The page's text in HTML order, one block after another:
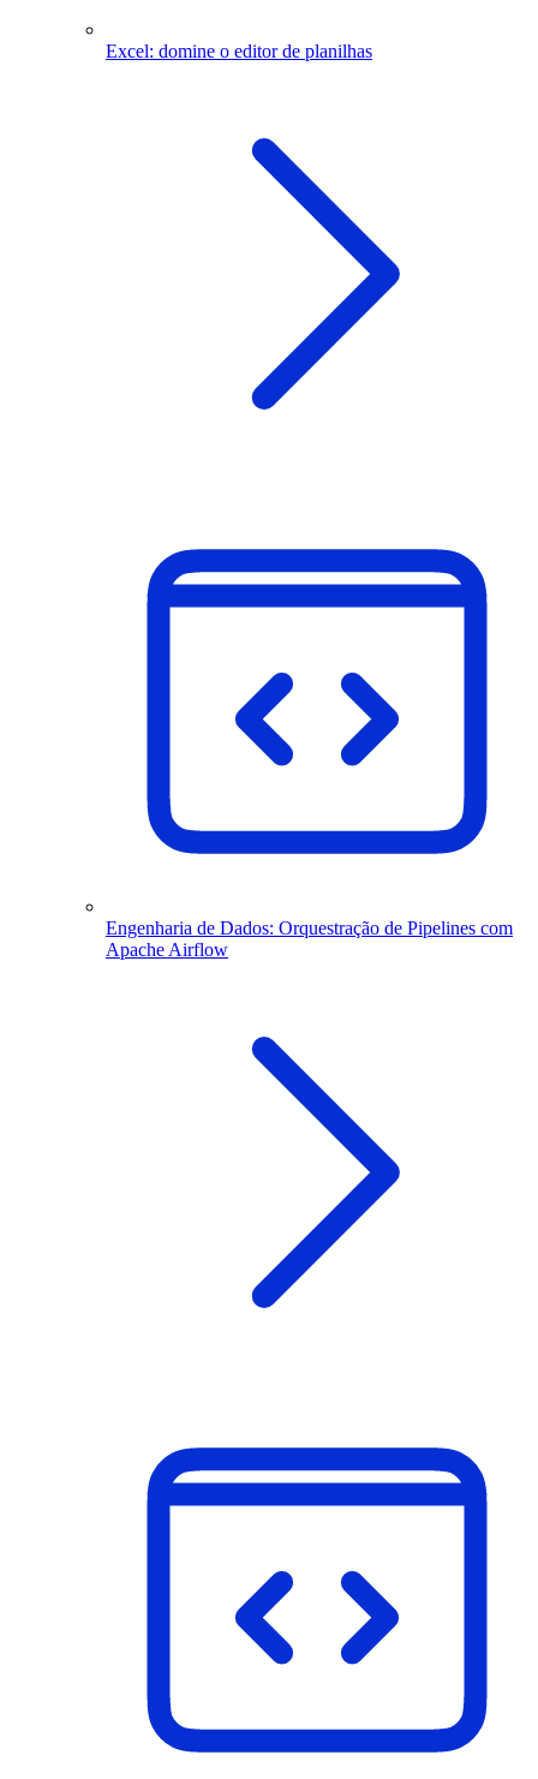
Excel: domine o editor de planilhas
Engenharia de Dados: Orquestração de Pipelines com
Apache Airflow